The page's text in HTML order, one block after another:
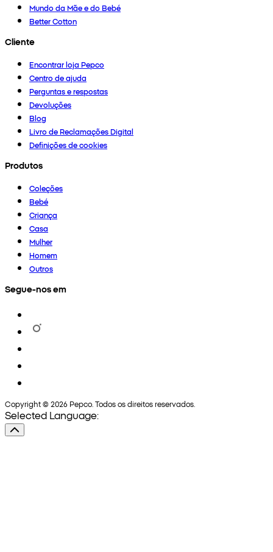
Mundo da Mãe e do Bebé
Better Cotton
Cliente
Encontrar loja Pepco
Centro de ajuda
Perguntas e respostas
Devoluções
Blog
Livro de Reclamações Digital
Definições de cookies
Produtos
Coleções
Bebé
Criança
Casa
Mulher
Homem
Outros
Segue-nos em
Copyright © 2026 Pepco. Todos os direitos reservados.
Selected Language: